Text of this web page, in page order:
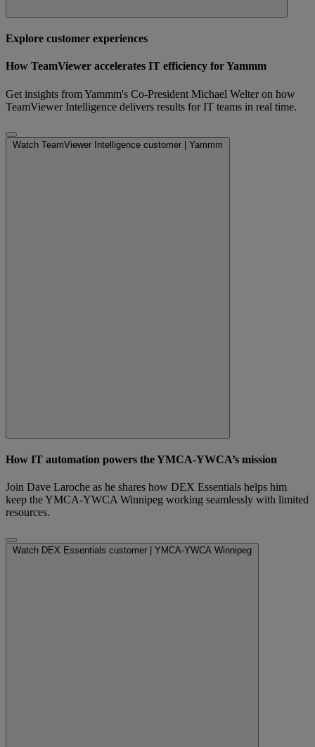
Explore customer experiences
How TeamViewer accelerates IT efficiency for Yammm
Get insights from Yammm's Co-President Michael Welter on how
TeamViewer Intelligence delivers results for IT teams in real time.
Watch TeamViewer Intelligence customer | Yammm
How IT automation powers the YMCA-YWCA’s mission
Join Dave Laroche as he shares how DEX Essentials helps him
keep the YMCA-YWCA Winnipeg working seamlessly with limited
resources.
Watch DEX Essentials customer | YMCA-YWCA Winnipeg